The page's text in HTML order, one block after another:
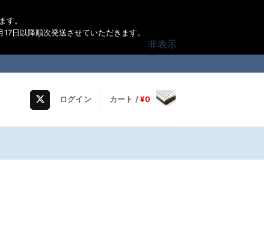
す。
日以降順次発送させていただきます。
非表示
ログイン カート /¥0